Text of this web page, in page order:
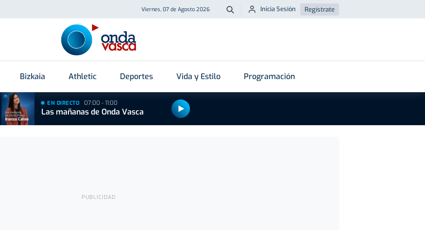
Viernes, 07 de Agosto 2026 Buscar
Inicia Sesión Regístrate
Bizkaia Athletic Deportes Vida y Estilo Programación
EN DIRECTO 07:00 - 11:00
Las mañanas de Onda Vasca